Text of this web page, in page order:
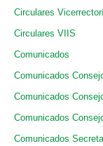
Circulares
Circulares VIIS
Comunicados
Comunicados
Comunicados
Comunicados
Comunicados